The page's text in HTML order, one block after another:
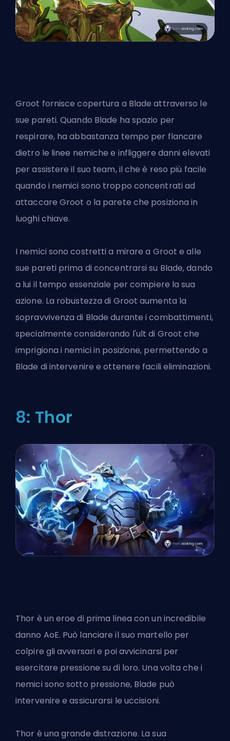
Groot fornisce copertura a Blade attraverso le
sue pareti. Quando Blade ha spazio per
respirare, ha abbastanza tempo per flancare
dietro le linee nemiche e infliggere danni elevati
per assistere il suo team, il che è reso più facile
quando i nemici sono troppo concentrati ad
attaccare Groot o la parete che posiziona in
luoghi chiave.
I nemici sono costretti a mirare a Groot e alle
sue pareti prima di concentrarsi su Blade, dando
a lui il tempo essenziale per compiere la sua
azione. La robustezza di Groot aumenta la
sopravvivenza di Blade durante i combattimenti,
specialmente considerando l'ult di Groot che
imprigiona i nemici in posizione, permettendo a
Blade di intervenire e ottenere facili eliminazioni.
8: Thor
Thor è un eroe di prima linea con un incredibile
danno AoE. Può lanciare il suo martello per
colpire gli avversari e poi avvicinarsi per
esercitare pressione su di loro. Una volta che i
nemici sono sotto pressione, Blade può
intervenire e assicurarsi le uccisioni.
Thor è una grande distrazione. La sua